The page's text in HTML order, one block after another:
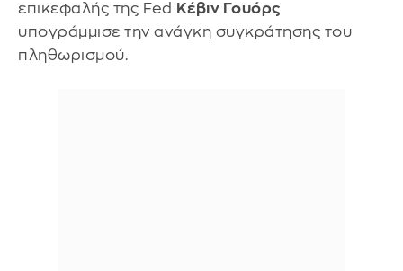
επικεφαλής της Fed Κέβιν Γουόρς
υπογράμμισε την ανάγκη συγκράτησης του
πληθωρισμού.